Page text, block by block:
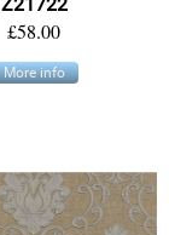
£58.00
More info